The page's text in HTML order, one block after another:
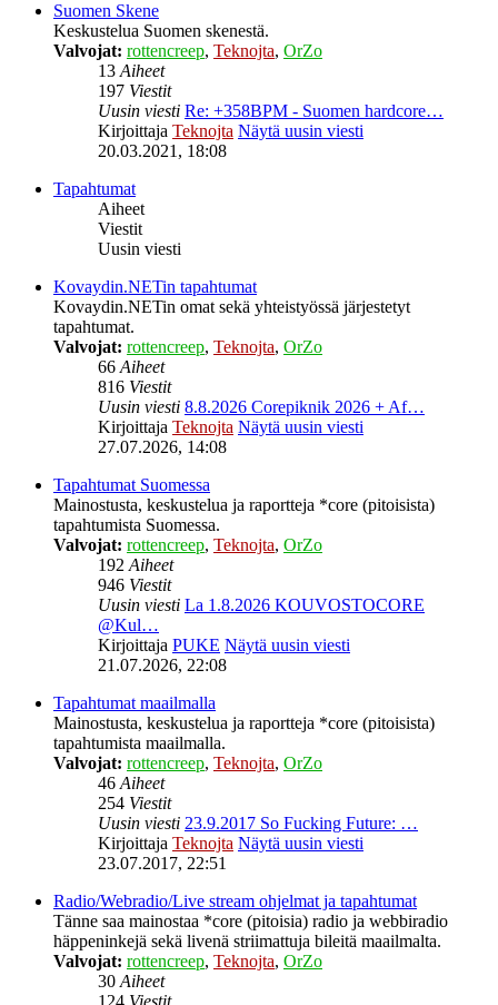
Suomen Skene
Keskustelua Suomen skenestä.
Valvojat: rottencreep, Teknojta, OrZo
13Aiheet
197 Viestit
Uusin viesti Re: +358BPM - Suomen hardcore…
Kirjoittaja Teknojta Näytä uusin viesti
20.03.2021, 18:08
Tapahtumat
Aiheet
Viestit
Uusin viesti
Kovaydin.NETin tapahtumat
Kovaydin.NETin omat sekä yhteistyössä järjestetyt
tapahtumat.
Valvojat: rottencreep, Teknojta, OrZo
66Aiheet
816 Viestit
Uusin viesti 8.8.2026 Corepiknik 2026 + Af…
Kirjoittaja Teknojta Näytä uusin viesti
27.07.2026, 14:08
Tapahtumat Suomessa
Mainostusta, keskustelua ja raportteja *core (pitoisista)
tapahtumista Suomessa.
Valvojat: rottencreep, Teknojta, OrZo
192Aiheet
946 Viestit
Uusin viesti La 1.8.2026 KOUVOSTOCORE
@Kul…
Kirjoittaja PUKE Näytä uusin viesti
21.07.2026, 22:08
Tapahtumat maailmalla
Mainostusta, keskustelua ja raportteja *core (pitoisista)
tapahtumista maailmalla.
Valvojat: rottencreep, Teknojta, OrZo
46Aiheet
254 Viestit
Uusin viesti 23.9.2017 So Fucking Future: …
Kirjoittaja Teknojta Näytä uusin viesti
23.07.2017, 22:51
Radio/Webradio/Live stream ohjelmat ja tapahtumat
Tänne saa mainostaa *core (pitoisia) radio ja webbiradio
häppeninkejä sekä livenä striimattuja bileitä maailmalta.
Valvojat: rottencreep, Teknojta, OrZo
30Aiheet